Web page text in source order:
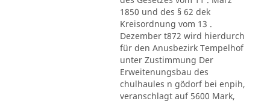
1850 und des § 62 dek
Kreisordnung vom 13 .
Dezember t872 wird hierdurch
für den Anusbezirk Tempelhof
unter Zustimmung Der
Erweitenungsbau des
chulhaules n gödorf bei enpih,
veranschlagt auf 5600 Mark,